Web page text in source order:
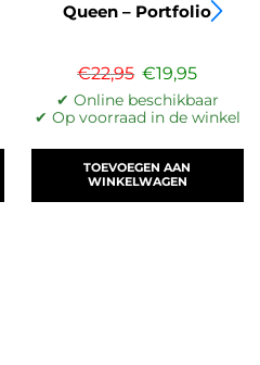
Queen – Portfolio
€22,95 €19,95
✔ Online beschikbaar
✔ Op voorraad in de winkel
TOEVOEGEN AAN
WINKELWAGEN